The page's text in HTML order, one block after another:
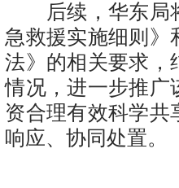
后续，华东局将
急救援实施细则》
法》的相关要求，
情况，进一步推广
资合理有效科学共
响应、协同处置。